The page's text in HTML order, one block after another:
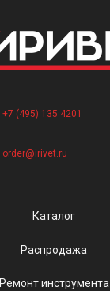
+7 (495) 135 4201
order@irivet.ru
Каталог
Распродажа
Ремонт инструмента